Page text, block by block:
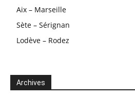
Aix – Marseille
Sète – Sérignan
Lodève – Rodez
Archives